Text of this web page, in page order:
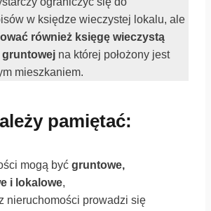
w księdze wieczystej lokalu, ale
również księgę wieczystą
na której położony jest
mieszkaniem.
pamiętać:
mogą być gruntowe,
i lokalowe,
nieruchomości prowadzi się